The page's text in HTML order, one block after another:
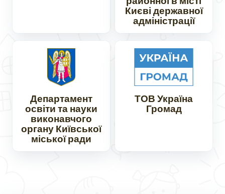
Києві державної
адміністрації
Департамент
освіти та науки
виконавчого
органу Київської
міської ради
ТОВ Україна
Громад